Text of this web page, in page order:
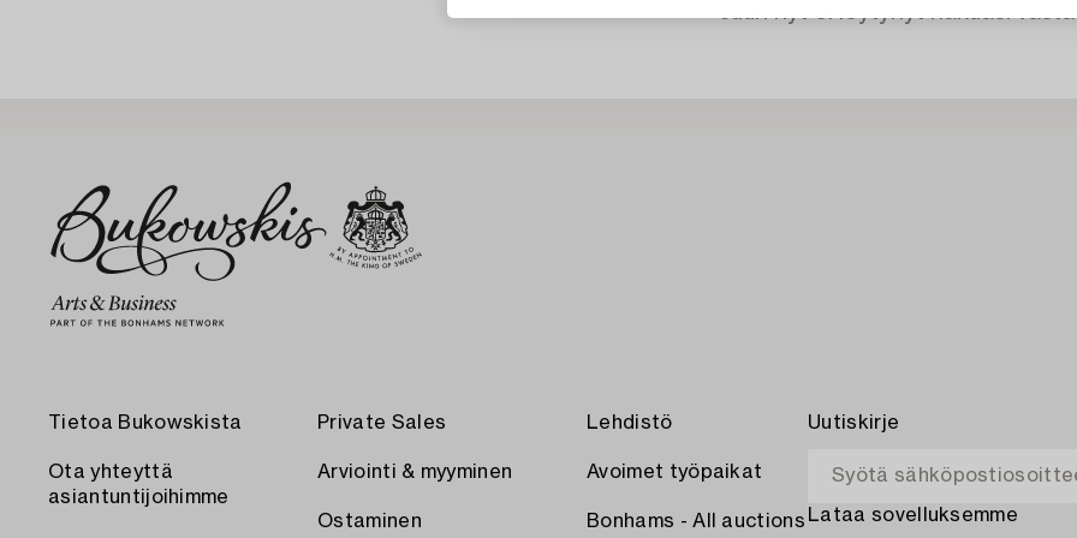
Juuri nyt ei löytynyt hakuasi
Tietoa Bukowskista
Ota yhteyttä
asiantuntijoihimme
Private Sales
Arviointi & myyminen
Ostaminen
Lehdistö
Avoimet työpaikat
Bonhams - All auctions
Uutiskirje
Lataa sovelluksemme